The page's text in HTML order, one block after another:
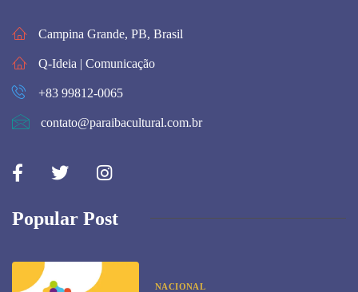
Campina Grande, PB, Brasil
Q-Ideia | Comunicação
+83 99812-0065
contato@paraibacultural.com.br
Popular Post
NACIONAL